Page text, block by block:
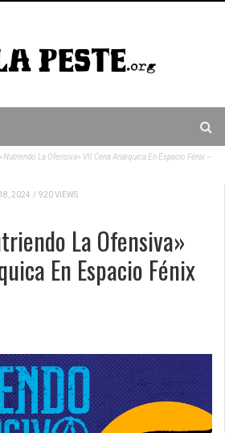
La Ofensiva» VII Cena Anárquica En Espacio Fénix –
2024 / 920 VIEWS
La Ofensiva»
En Espacio Fénix